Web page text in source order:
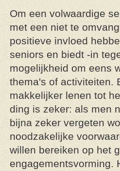
Om een volwaardige
met een niet te
positieve invloed
seniors en biedt -in
mogelijkheid om eens
thema's of activiteiten.
makkelijker lenen tot
ding is zeker: als men
bijna zeker vergeten
noodzakelijke
willen bereiken op het
engagementsvorming.